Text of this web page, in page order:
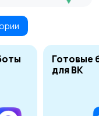
Готовые
для ВК